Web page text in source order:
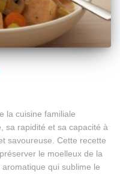
la cuisine familiale
sa rapidité et sa capacité à
savoureuse. Cette recette
le moelleux de la
qui sublime le